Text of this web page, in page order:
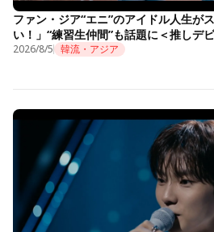
ファン・ジア“エニ”のアイドル人生が
い！」“練習生仲間”も話題に＜推しデ
2026/8/5 韓流・アジア